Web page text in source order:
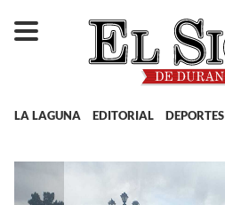
LA LAGUNA EDITORIAL DEPORTES